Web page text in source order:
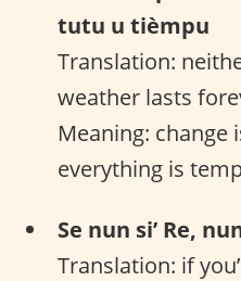
tutu u tièmpu
Translation:
weather lasts
Meaning: change
everything is
Se nun si’ Re,
Translation: if